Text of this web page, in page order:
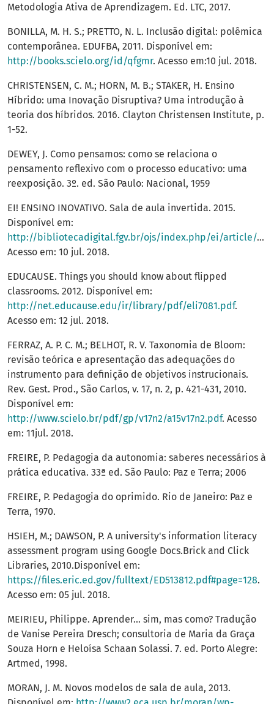
Metodologia Ativa de Aprendizagem. Ed. LTC, 2017.
BONILLA, M. H. S.; PRETTO, N. L. Inclusão digital: polêmica
contemporânea. EDUFBA, 2011. Disponível em:
http://books.scielo.org/id/qfgmr. Acesso em:10 jul. 2018.
CHRISTENSEN, C. M.; HORN, M. B.; STAKER, H. Ensino
Híbrido: uma Inovação Disruptiva? Uma introdução à
teoria dos híbridos. 2016. Clayton Christensen Institute, p.
1-52.
DEWEY, J. Como pensamos: como se relaciona o
pensamento reflexivo com o processo educativo: uma
reexposição. 3º. ed. São Paulo: Nacional, 1959
EI! ENSINO INOVATIVO. Sala de aula invertida. 2015.
Disponível em:
http://bibliotecadigital.fgv.br/ojs/index.php/ei/article/download/57632/56174
Acesso em: 10 jul. 2018.
EDUCAUSE. Things you should know about flipped
classrooms. 2012. Disponível em:
http://net.educause.edu/ir/library/pdf/eli7081.pdf.
Acesso em: 12 jul. 2018.
FERRAZ, A. P. C. M.; BELHOT, R. V. Taxonomia de Bloom:
revisão teórica e apresentação das adequações do
instrumento para definição de objetivos instrucionais.
Rev. Gest. Prod., São Carlos, v. 17, n. 2, p. 421-431, 2010.
Disponível em:
http://www.scielo.br/pdf/gp/v17n2/a15v17n2.pdf. Acesso
em: 11jul. 2018.
FREIRE, P. Pedagogia da autonomia: saberes necessários à
prática educativa. 33ª ed. São Paulo: Paz e Terra; 2006
FREIRE, P. Pedagogia do oprimido. Rio de Janeiro: Paz e
Terra, 1970.
HSIEH, M.; DAWSON, P. A university's information literacy
assessment program using Google Docs.Brick and Click
Libraries, 2010.Disponível em:
https://files.eric.ed.gov/fulltext/ED513812.pdf#page=128.
Acesso em: 05 jul. 2018.
MEIRIEU, Philippe. Aprender... sim, mas como? Tradução
de Vanise Pereira Dresch; consultoria de Maria da Graça
Souza Horn e Heloísa Schaan Solassi. 7. ed. Porto Alegre:
Artmed, 1998.
MORAN, J. M. Novos modelos de sala de aula, 2013.